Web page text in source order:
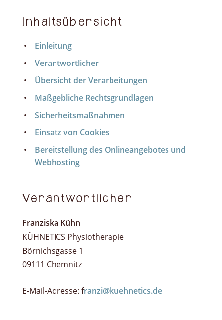
Inhaltsübersicht
Einleitung
Verantwortlicher
Übersicht der Verarbeitungen
Maßgebliche Rechtsgrundlagen
Sicherheitsmaßnahmen
Einsatz von Cookies
Bereitstellung des Onlineangebotes und
Webhosting
Verantwortlicher
Franziska Kühn
KÜHNETICS Physiotherapie
Börnichsgasse 1
09111 Chemnitz
E-Mail-Adresse: franzi@kuehnetics.de